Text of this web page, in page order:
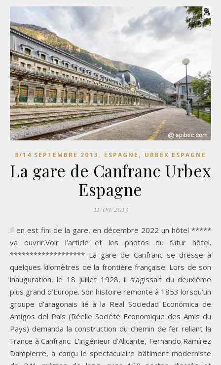
8/14 SEPTEMBRE 2013, ESPAGNE , URBEX ESPAGNE
La gare de Canfranc Urbex
Espagne
11/09/2013
Il en est fini de la gare, en décembre 2022 un hôtel *****
va ouvrir.Voir l’article et les photos du futur hôtel.
******************* La gare de Canfranc se dresse à
quelques kilomètres de la frontière française. Lors de son
inauguration, le 18 juillet 1928, il s’agissait du deuxième
plus grand d’Europe. Son histoire remonte à 1853 lorsqu’un
groupe d’aragonais lié à la Real Sociedad Económica de
Amigos del País (Réelle Société Economique des Amis du
Pays) demanda la construction du chemin de fer reliant la
France à Canfranc. L’ingénieur d’Alicante, Fernando Ramírez
Dampierre, a conçu le spectaculaire bâtiment moderniste